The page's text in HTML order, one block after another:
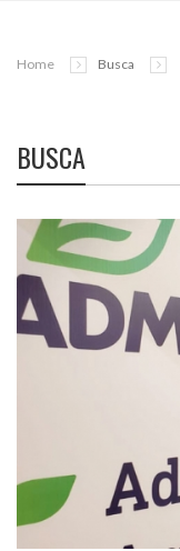
Home Busca
BUSCA